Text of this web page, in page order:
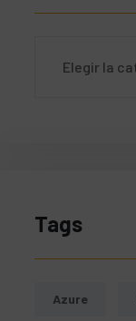
Tags
Azure